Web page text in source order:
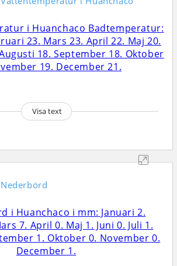
Visa text
Nederbörd